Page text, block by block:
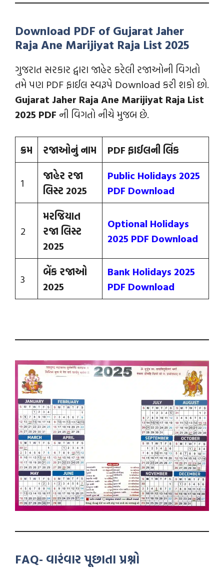
Download PDF of Gujarat Jaher
Raja Ane Marijiyat Raja List 2025
ગુજરાત સરકાર દ્વારા જાહેર કરેલી રજાઓની વિગતો
તમે પણ PDF ફાઈલ સ્વરૂપે Download કરી શકો છો.
Gujarat Jaher Raja Ane Marijiyat Raja List
2025 PDF ની વિગતો નીચે મુજબ છે.
ક્રમ રજાઓનું નામ PDF ફાઈલની લિંક
1
જાહેર રજા
લિસ્ટ 2025
Public Holidays 2025
PDF Download
2
મરજિયાત
રજા લિસ્ટ
2025
Optional Holidays
2025 PDF Download
3
બેંક રજાઓ
2025
Bank Holidays 2025
PDF Download
FAQ- વારંવાર પૂછાતા પ્રશ્નો